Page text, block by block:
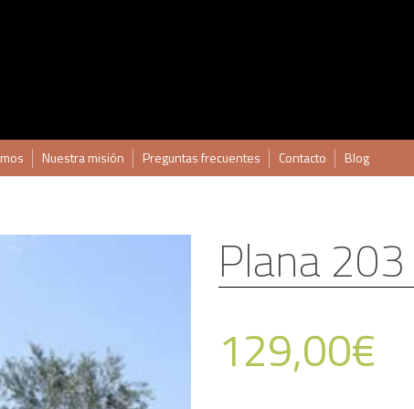
Nuestra misión Preguntas frecuentes Contacto Blog
Plana 203
129,00€